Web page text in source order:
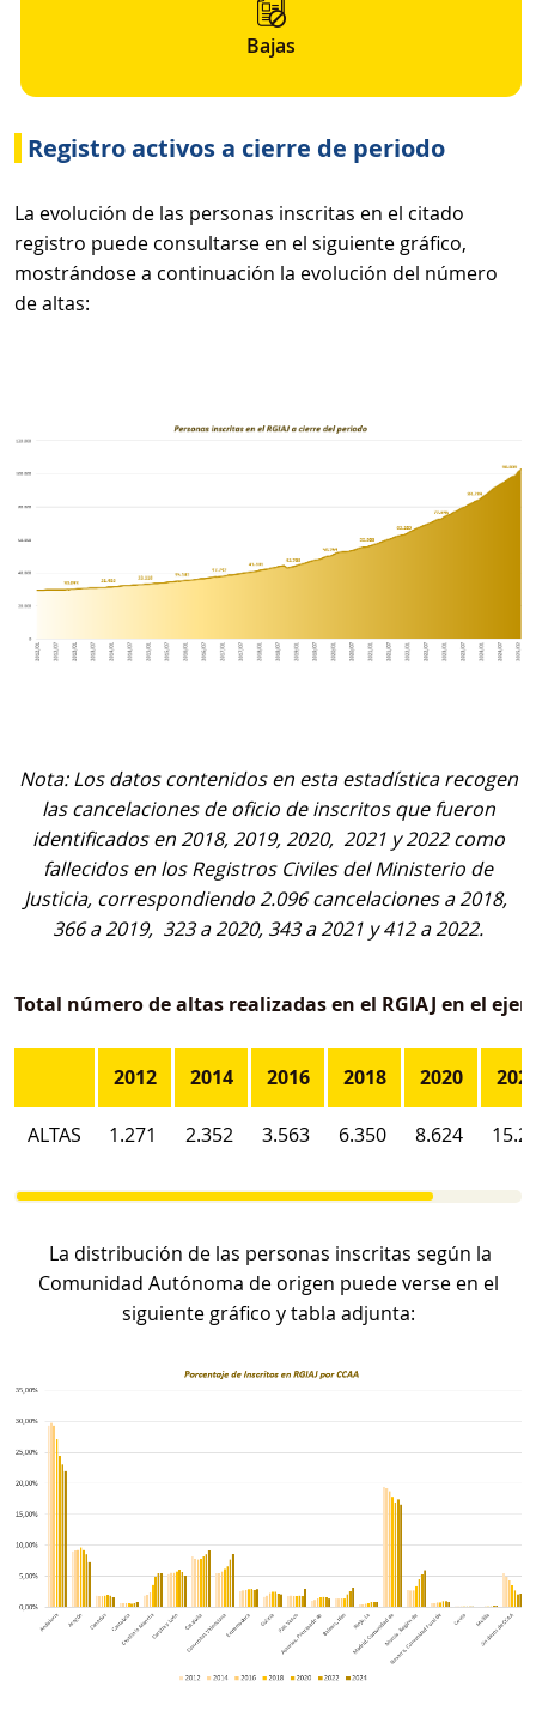
Bajas
Registro activos a cierre de periodo
La evolución de las personas inscritas en el citado
registro puede consultarse en el siguiente gráfico,
mostrándose a continuación la evolución del número
de altas:
Nota: Los datos contenidos en esta estadística recogen
las cancelaciones de oficio de inscritos que fueron
identificados en 2018, 2019, 2020, 2021 y 2022 como
fallecidos en los Registros Civiles del Ministerio de
Justicia, correspondiendo 2.096 cancelaciones a 2018,
366 a 2019, 323 a 2020, 343 a 2021 y 412 a 2022.
Total número de altas realizadas en el RGIAJ en el
2012 2014 2016 2018 2020
ALTAS 1.271 2.352 3.563 6.350 8.624
La distribución de las personas inscritas según la
Comunidad Autónoma de origen puede verse en el
siguiente gráfico y tabla adjunta: